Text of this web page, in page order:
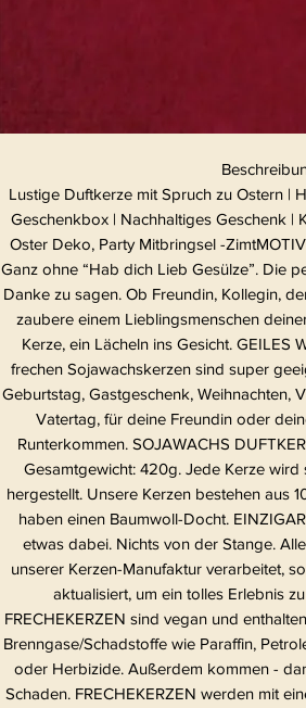
Lustige Duftkerze mit Spruch zu Ostern |
Geschenkbox | Nachhaltiges Geschenk |
Oster Deko, Party Mitbringsel -
Ganz ohne “Hab dich Lieb Gesülze”. Die
Danke zu sagen. Ob Freundin, Kollegin,
zaubere einem Lieblingsmenschen
Kerze, ein Lächeln ins Gesicht. GEILES
frechen Sojawachskerzen sind super
Geburtstag, Gastgeschenk, Weihnachten,
Vatertag, für deine Freundin oder
Runterkommen. SOJAWACHS
Gesamtgewicht: 420g. Jede Kerze wird
hergestellt. Unsere Kerzen bestehen aus
haben einen Baumwoll-Docht.
etwas dabei. Nichts von der Stange.
unserer Kerzen-Manufaktur verarbeitet,
aktualisiert, um ein tolles Erlebnis
FRECHEKERZEN sind vegan und
Brenngase/Schadstoffe wie Paraffin,
oder Herbizide. Außerdem kommen -
Schaden. FRECHEKERZEN werden mit